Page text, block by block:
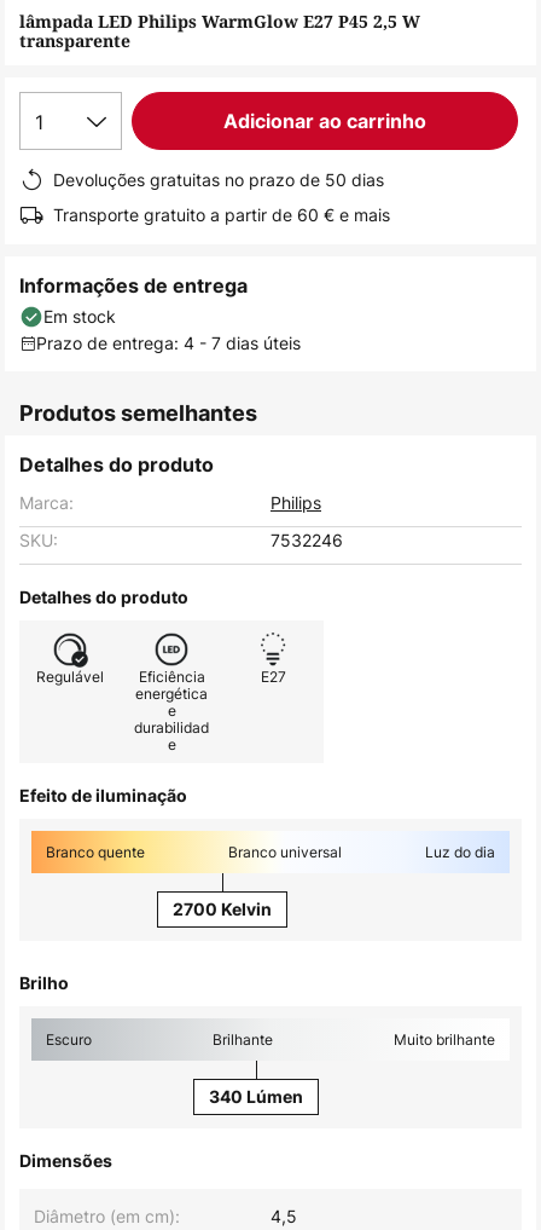
da
Galeria
lâmpada LED Philips WarmGlow E27 P45 2,5 W
transparente
1 Adicionar ao carrinho
Devoluções gratuitas no prazo de 50 dias
Transporte gratuito a partir de 60 € e mais
Informações de entrega
Em stock
Prazo de entrega: 4 - 7 dias úteis
Produtos semelhantes
Detalhes do produto
Marca:
Philips
SKU:
7532246
Detalhes do produto
Regulável
Eficiência
energética
e
durabilidad
e
E27
Efeito de iluminação
Branco quente Branco universal Luz do dia
2700 Kelvin
Brilho
Escuro Brilhante Muito brilhante
340 Lúmen
Dimensões
Diâmetro (em cm): 4,5